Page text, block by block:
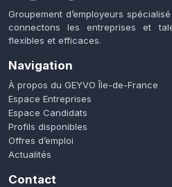
Groupement d’employeurs
connectons les entreprises et
flexibles et efficaces.
Navigation
À propos du GEYVO Île-de-France
Espace Entreprises
Espace Candidats
Profils disponibles
Offres d’emploi
Actualités
Contact